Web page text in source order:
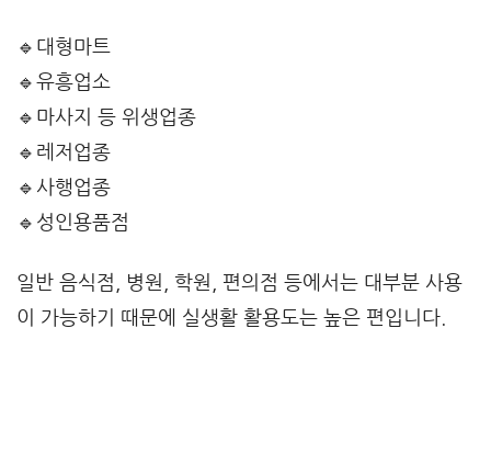
🔹대형마트
🔹유흥업소
🔹마사지 등 위생업종
🔹레저업종
🔹사행업종
🔹성인용품점
일반 음식점, 병원, 학원, 편의점 등에서는 대부분 사용
이 가능하기 때문에 실생활 활용도는 높은 편입니다.